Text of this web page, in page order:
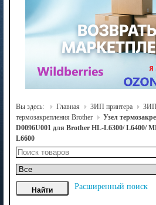
Вы здесь: Главная ЗИП принтера
термозакрепления Brother
Узел
D0096U001 для Brother HL-L6300/ L6400/
L6600
Расширенный поиск